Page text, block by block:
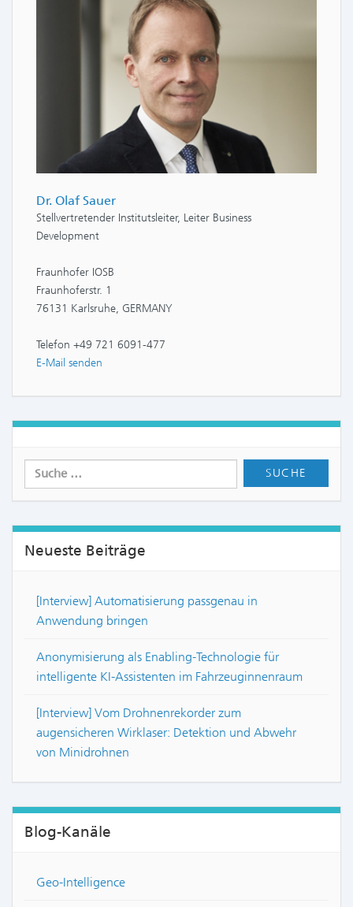
Dr. Olaf Sauer
Stellvertretender Institutsleiter, Leiter Business
Development
Fraunhofer IOSB
Fraunhoferstr. 1
76131 Karlsruhe, GERMANY
Telefon +49 721 6091-477
E-Mail senden
Neueste Beiträge
[Interview] Automatisierung passgenau in
Anwendung bringen
Anonymisierung als Enabling-Technologie für
intelligente KI-Assistenten im Fahrzeuginnenraum
[Interview] Vom Drohnenrekorder zum
augensicheren Wirklaser: Detektion und Abwehr
von Minidrohnen
Blog-Kanäle
Geo-Intelligence